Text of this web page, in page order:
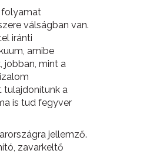
folyamat
válságban van.
iránti
amibe
jobban, mint a
tulajdonítunk a
is tud fegyver
jellemző.
zavarkeltő